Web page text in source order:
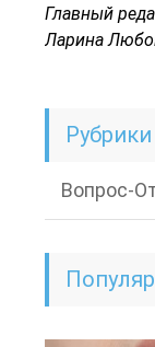
Главный
Ларина
Рубрики
Вопрос-